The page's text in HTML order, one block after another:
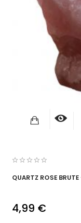
QUARTZ ROSE BRUTE
4,99 €